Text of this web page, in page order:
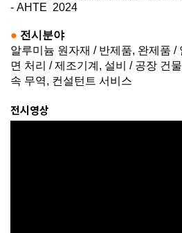
- AHTE 2024
● 전시분야
알루미늄 원자재 / 반제품, 완제품 /
면 처리 /제조기계, 설비 / 공장 건
속 무역, 컨설턴트 서비스
전시영상